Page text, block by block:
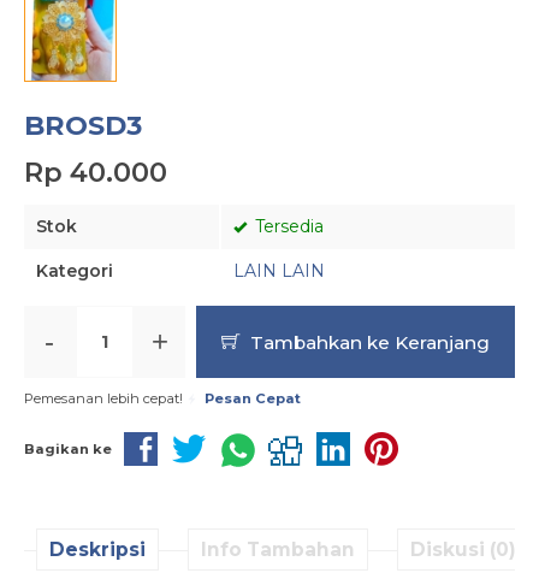
BROSD3
Rp 40.000
Stok Tersedia
Kategori LAIN LAIN
- + Tambahkan ke Keranjang
Pemesanan lebih cepat! Pesan Cepat
Bagikan ke
Deskripsi Info Tambahan Diskusi (0)